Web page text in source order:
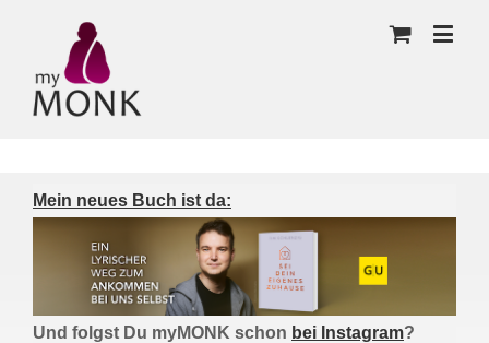
Mein neues Buch ist da:
Und folgst Du myMONK schon bei Instagram?